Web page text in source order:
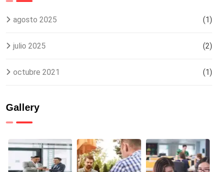
agosto 2025 (1)
julio 2025 (2)
octubre 2021 (1)
Gallery